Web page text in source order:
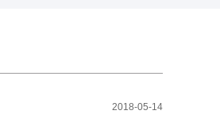
2018-05-14